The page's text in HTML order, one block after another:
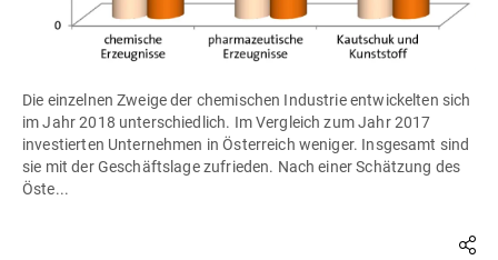
Die einzelnen Zweige der chemischen Industrie entwickelten sich
im Jahr 2018 unterschiedlich. Im Vergleich zum Jahr 2017
investierten Unternehmen in Österreich weniger. Insgesamt sind
sie mit der Geschäftslage zufrieden. Nach einer Schätzung des
Öste...